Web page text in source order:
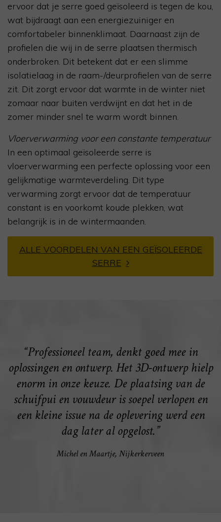
ervoor dat je serre goed geïsoleerd is tegen de kou,
wat bijdraagt aan een energiezuiniger en
comfortabeler binnenklimaat. Daarnaast zijn de
profielen die wij in de serre plaatsen thermisch
onderbroken. Dit betekent dat er een slimme
isolatielaag in de raam-/deurprofielen van de serre
zit. Dit zorgt ervoor dat warmte in de winter niet
zomaar naar buiten verdwijnt en dat het in de
zomer minder snel te warm wordt binnen.
Vloerverwarming voor een constante temperatuur
In een optimaal geïsoleerde serre is
vloerverwarming een perfecte oplossing voor een
gelijkmatige warmteverdeling. Dit type
verwarming zorgt ervoor dat de temperatuur
constant is en voorkomt koude plekken, wat
belangrijk is in de wintermaanden.
ALLE VOORDELEN VAN EEN GEÏSOLEERDE
SERRE
“Professioneel team, denkt goed mee in
oplossingen en ontwerp. Het 3D-ontwerp hielp
enorm in onze keuze. De plaatsing van de
schuifpui en vouwdeur is soepel verlopen en
een kleine issue na de oplevering werd een
dag later al opgelost.”
Michel en Maartje, Nijkerkerveen